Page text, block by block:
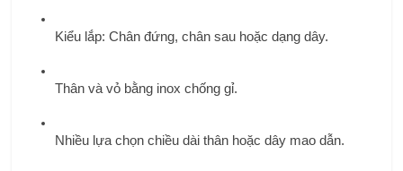
Kiểu lắp: Chân đứng, chân sau hoặc dạng dây.
Thân và vỏ bằng inox chống gỉ.
Nhiều lựa chọn chiều dài thân hoặc dây mao dẫn.